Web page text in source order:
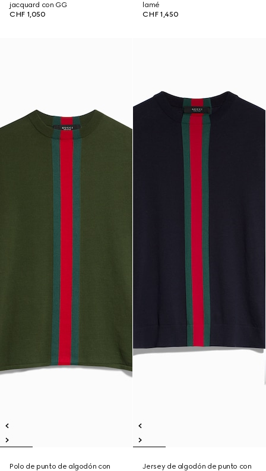
jacquard con GG
CHF 1,050
lamé
CHF 1,450
Polo de punto de algodón con
Jersey de algodón de punto con